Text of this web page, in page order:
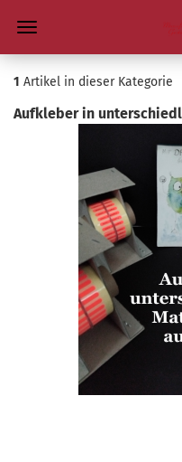
1 Artikel in dieser Kategorie
Auf­kle­ber in